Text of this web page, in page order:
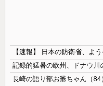
【速報】 日本の防衛省、よ